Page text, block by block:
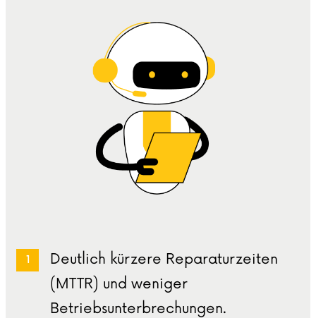
Deutlich kürzere Reparaturzeiten
(MTTR) und weniger
Betriebsunterbrechungen.